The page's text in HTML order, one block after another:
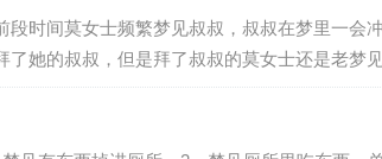
时间莫女士频繁梦见叔叔，叔叔在梦里一会
她的叔叔，但是拜了叔叔的莫女士还是老梦